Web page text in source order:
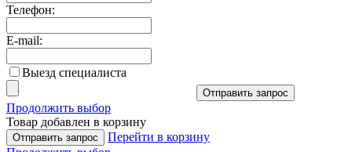
Телефон:
E-mail:
Выезд специалиста
Отправить запрос
Продолжить выбор
Товар добавлен в корзину
Отправить запрос
Перейти в корзину